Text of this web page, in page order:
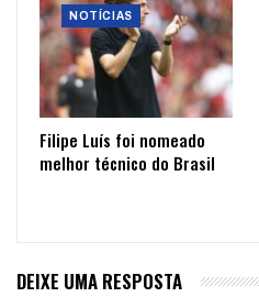
NOTÍCIAS
Filipe Luís foi nomeado
melhor técnico do Brasil
DEIXE UMA RESPOSTA